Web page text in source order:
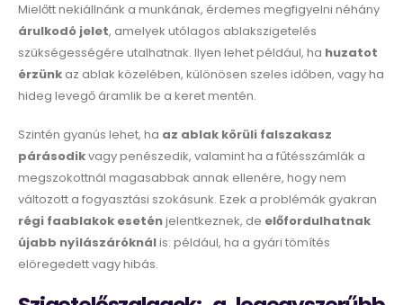
Mielőtt nekiállnánk a munkának, érdemes megfigyelni néhány
árulkodó jelet, amelyek utólagos ablakszigetelés
szükségességére utalhatnak. Ilyen lehet például, ha huzatot
érzünk az ablak közelében, különösen szeles időben, vagy ha
hideg levegő áramlik be a keret mentén.
Szintén gyanús lehet, ha az ablak körüli falszakasz
párásodikvagy penészedik, valamint ha a fűtésszámlák a
megszokottnál magasabbak annak ellenére, hogy nem
változott a fogyasztási szokásunk. Ezek a problémák gyakran
régi faablakok eseténjelentkeznek, de előfordulhatnak
újabb nyílászáróknális: például, ha a gyári tömítés
elöregedett vagy hibás.